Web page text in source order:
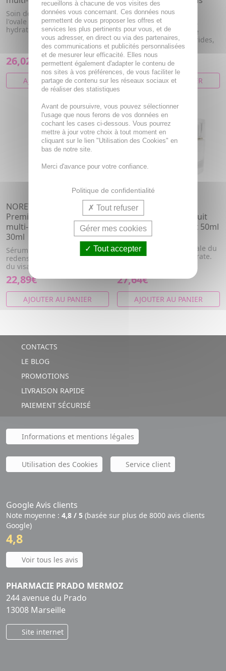
Soin de jour anti-âge. Corrige
l'ovale du visage, raffermit et
hydrate.
26,02€
AJOUTER AU PANIER
tube 15 ml
Contour des yeux multi-
corrections. Raffermit le
contour des yeux. Anti-rides,
ant...
19,30€
AJOUTER AU PANIER
NOREVA Noveane
Premium sérum intensif
multi-corrections tube
30ml
Sérum intensif anti-rides
redensifiant. Corrige l'ovale
du visage et raffermit. An...
22,89€
AJOUTER AU PANIER
NOREVA Noveane
Premium crème de nuit
multi-corrections pot 50ml
Crème de nuit multi-
corrections. corrige l'ovale du
visage, raffermit et hydrate.
27,64€
AJOUTER AU PANIER
CONTACTS
LE BLOG
PROMOTIONS
LIVRAISON RAPIDE
PAIEMENT SÉCURISÉ
Informations et mentions légales
Utilisation des Cookies Service client
Google Avis clients
Note moyenne : 4,8 / 5 (basée sur plus de 8000 avis clients
Google)
4,8
Voir tous les avis
PHARMACIE PRADO MERMOZ
244 avenue du Prado
13008 Marseille
Site internet
recueillons à chacune de vos visites des
données vous concernant. Ces données nous
permettent de vous proposer les offres et
services les plus pertinents pour vous, et de
vous adresser, en direct ou via des partenaires,
des communications et publicités personnalisées
et de mesurer leur efficacité. Elles nous
permettent également d'adapter le contenu de
nos sites à vos préférences, de vous faciliter le
partage de contenu sur les réseaux sociaux et
de réaliser des statistiques
Avant de poursuivre, vous pouvez sélectionner
l'usage que nous ferons de vos données en
cochant les cases ci-dessous. Vous pourrez
mettre à jour votre choix à tout moment en
cliquant sur le lien "Utilisation des Cookies" en
bas de notre site.
Merci d'avance pour votre confiance.
Politique de confidentialité
Tout refuser
Gérer mes cookies
Tout accepter